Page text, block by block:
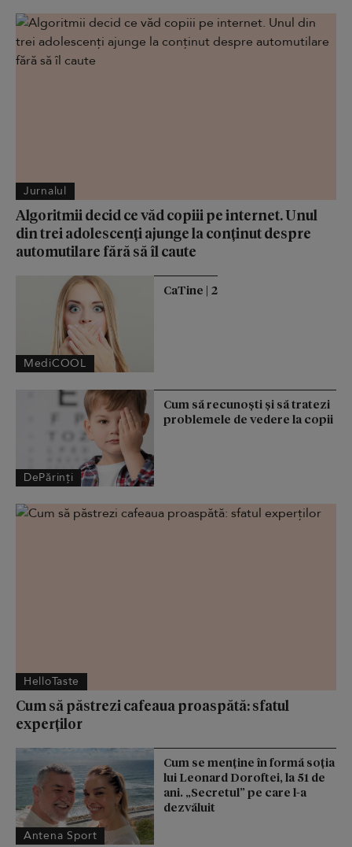
Jurnalul
Algoritmii decid ce văd copiii pe internet. Unul
din trei adolescenți ajunge la conținut despre
automutilare fără să îl caute
MediCOOL
CaTine | 2
DePărinți
Cum să recunoști și să tratezi
problemele de vedere la copii
HelloTaste
Cum să păstrezi cafeaua proaspătă: sfatul
experților
Antena Sport
Cum se menţine în formă soţia
lui Leonard Doroftei, la 51 de
ani. „Secretul” pe care l-a
dezvăluit